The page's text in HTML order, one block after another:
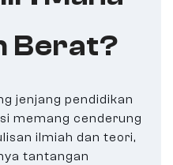
Berat?
jenjang pendidikan
memang cenderung
ilmiah dan teori,
tantangan